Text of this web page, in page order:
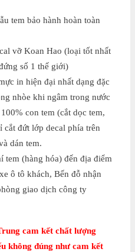
tem bảo hành hoàn toàn
vỡ Koan Hao (loại tốt nhất
số 1 thế giới)
in hiện đại nhất dạng đặc
nhòe khi ngâm trong nước
con tem (cắt dọc tem,
cắt đứt lớp decal phía trên
dán tem.
tem (hàng hóa) đến địa điểm
ô tô khách, Bến đỗ nhận
giao dịch công ty
cam kết chất lượng
không đúng như cam kết